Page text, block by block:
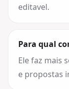
editavel.
Para qual
Ele faz mais
e propostas